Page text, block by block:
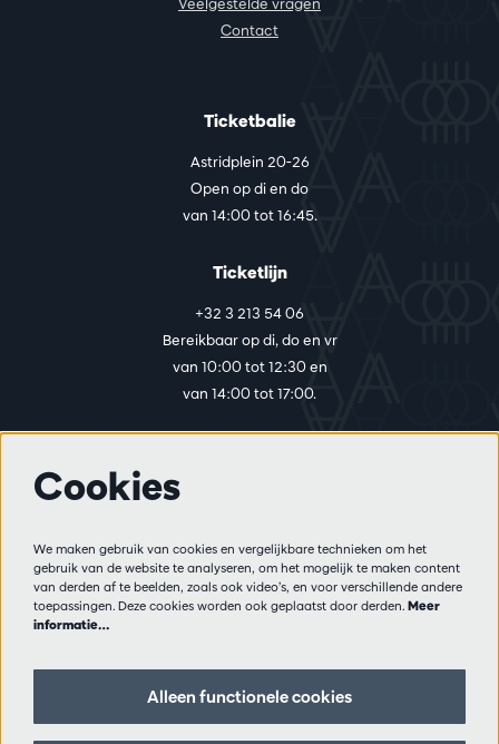
Contact
Ticketbalie
Astridplein 20-26
Open op di en do
van 14:00 tot 16:45.
Ticketlijn
+32 3 213 54 06
Bereikbaar op di, do en vr
van 10:00 tot 12:30 en
van 14:00 tot 17:00.
Privacy
Verkoopsvoorwaarden
Pers
Volg ons
Cookies
We maken gebruik van cookies en vergelijkbare technieken om het
gebruik van de website te analyseren, om het mogelijk te maken content
van derden af te beelden, zoals ook video’s, en voor verschillende andere
toepassingen. Deze cookies worden ook geplaatst door derden. Meer
informatie…
Alleen functionele cookies